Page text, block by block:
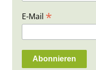
E-Mail *